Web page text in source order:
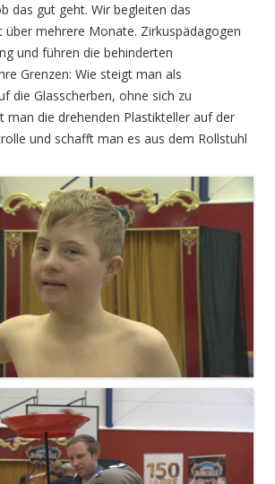
das gut geht. Wir begleiten das
über mehrere Monate. Zirkuspädagogen
und führen die behinderten
Grenzen: Wie steigt man als
die Glasscherben, ohne sich zu
man die drehenden Plastikteller auf der
und schafft man es aus dem Rollstuhl